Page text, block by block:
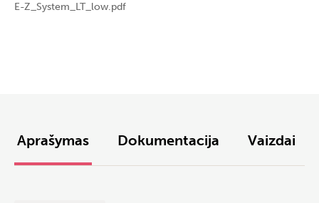
E-Z_System_LT_low.pdf
Aprašymas Dokumentacija Vaizdai